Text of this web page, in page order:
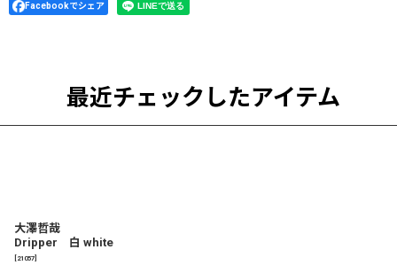
Facebookでシェア
最近チェックしたアイテム
大澤哲哉
Dripper 白 white
21057